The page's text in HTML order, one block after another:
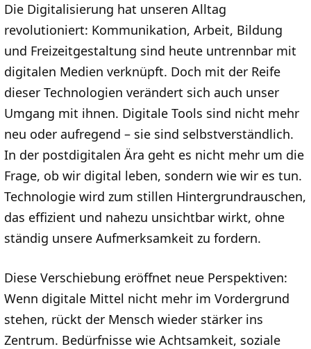
Die Digitalisierung hat unseren Alltag
revolutioniert: Kommunikation, Arbeit, Bildung
und Freizeitgestaltung sind heute untrennbar mit
digitalen Medien verknüpft. Doch mit der Reife
dieser Technologien verändert sich auch unser
Umgang mit ihnen. Digitale Tools sind nicht mehr
neu oder aufregend – sie sind selbstverständlich.
In der postdigitalen Ära geht es nicht mehr um die
Frage, ob wir digital leben, sondern wie wir es tun.
Technologie wird zum stillen Hintergrundrauschen,
das effizient und nahezu unsichtbar wirkt, ohne
ständig unsere Aufmerksamkeit zu fordern.
Diese Verschiebung eröffnet neue Perspektiven:
Wenn digitale Mittel nicht mehr im Vordergrund
stehen, rückt der Mensch wieder stärker ins
Zentrum. Bedürfnisse wie Achtsamkeit, soziale